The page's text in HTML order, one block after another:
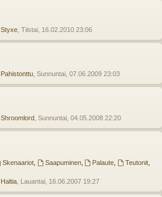
Styxe , Tiistai, 16.02.2010 23:06
Pahistonttu , Sunnuntai, 07.06.2009 23:03
Shroomlord , Sunnuntai, 04.05.2008 22:20
Skenaariot, Saapuminen, Palaute Teutonit
Haltia , Lauantai, 16.06.2007 19:27